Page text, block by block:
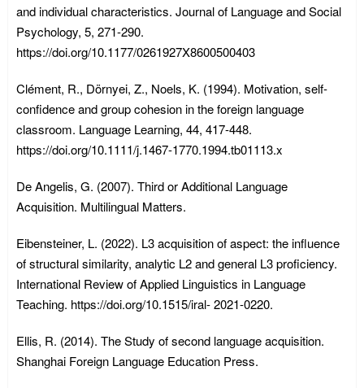
and individual characteristics. Journal of Language and Social
Psychology, 5, 271-290.
https://doi.org/10.1177/0261927X8600500403
Clément, R., Dörnyei, Z., Noels, K. (1994). Motivation, self-
confidence and group cohesion in the foreign language
classroom. Language Learning, 44, 417-448.
https://doi.org/10.1111/j.1467-1770.1994.tb01113.x
De Angelis, G. (2007). Third or Additional Language
Acquisition. Multilingual Matters.
Eibensteiner, L. (2022). L3 acquisition of aspect: the influence
of structural similarity, analytic L2 and general L3 proficiency.
International Review of Applied Linguistics in Language
Teaching. https://doi.org/10.1515/iral- 2021-0220.
Ellis, R. (2014). The Study of second language acquisition.
Shanghai Foreign Language Education Press.